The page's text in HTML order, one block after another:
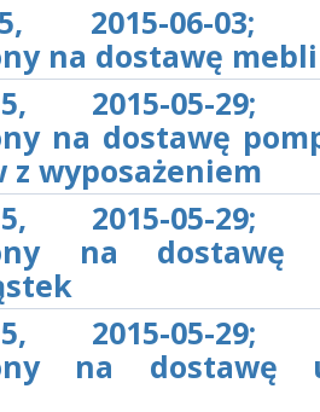
2015-06-03;
na dostawę mebli
2015-05-29;
na dostawę
wyposażeniem
2015-05-29;
na dostawę
2015-05-29;
na dostawę